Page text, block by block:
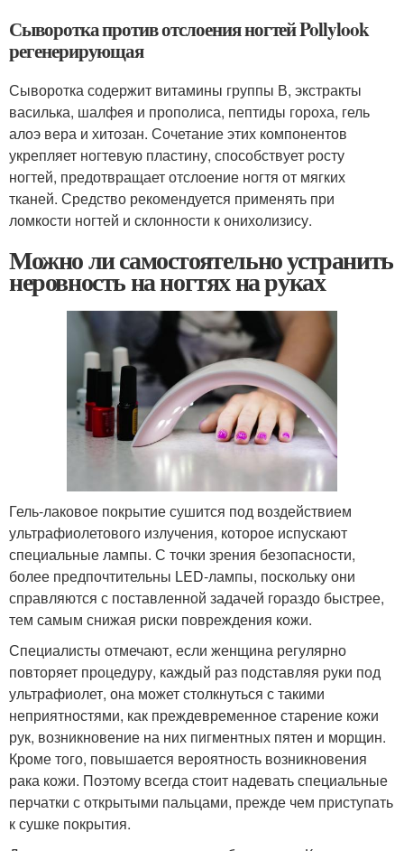
Сыворотка против отслоения ногтей Pollylook
регенерирующая
Сыворотка содержит витамины группы В, экстракты
василька, шалфея и прополиса, пептиды гороха, гель
алоэ вера и хитозан. Сочетание этих компонентов
укрепляет ногтевую пластину, способствует росту
ногтей, предотвращает отслоение ногтя от мягких
тканей. Средство рекомендуется применять при
ломкости ногтей и склонности к онихолизису.
Можно ли самостоятельно устранить
неровность на ногтях на руках
Гель-лаковое покрытие сушится под воздействием
ультрафиолетового излучения, которое испускают
специальные лампы. С точки зрения безопасности,
более предпочтительны LED-лампы, поскольку они
справляются с поставленной задачей гораздо быстрее,
тем самым снижая риски повреждения кожи.
Специалисты отмечают, если женщина регулярно
повторяет процедуру, каждый раз подставляя руки под
ультрафиолет, она может столкнуться с такими
неприятностями, как преждевременное старение кожи
рук, возникновение на них пигментных пятен и морщин.
Кроме того, повышается вероятность возникновения
рака кожи. Поэтому всегда стоит надевать специальные
перчатки с открытыми пальцами, прежде чем приступать
к сушке покрытия.